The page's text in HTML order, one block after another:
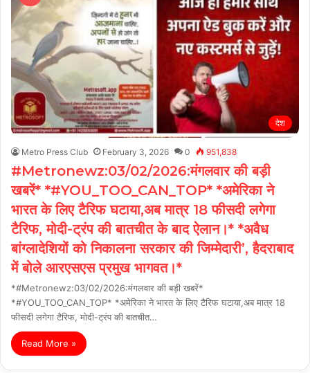
देश
Metro Press Club February 3, 2026 0 951,838
#Metronewz:03/02/2026:मंगलवार की बड़ी
खबरें* *#YOU_TOO_CAN_TOP* *अमेरिका ने
भारत के लिए टैरिफ घटाया,अब मात्र 18 फीसदी लगेगा
टैरिफ, मोदी-ट्रंप की बातचीत के बाद ऐलान।* *अवैध
बांग्लादेशियों को निकालना सरकार की जिम्मेदारी’, हैदराबाद
में बोले आरएसएस प्रमुख भागवत।*
*#Metronewz:03/02/2026:मंगलवार की बड़ी खबरें*
*#YOU_TOO_CAN_TOP* *अमेरिका ने भारत के लिए टैरिफ घटाया,अब मात्र 18
फीसदी लगेगा टैरिफ, मोदी-ट्रंप की बातचीत…
Read More »